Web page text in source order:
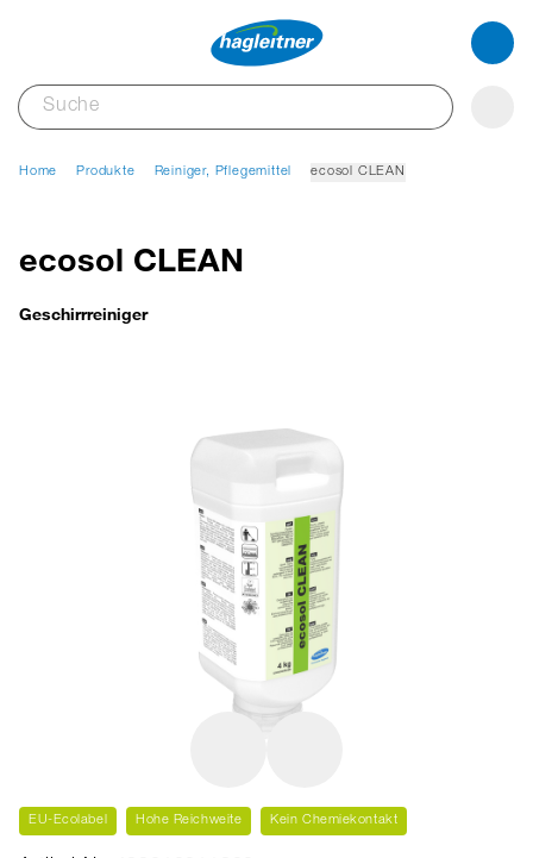
Home Produkte Reiniger, Pflegemittel ecosol CLEAN
ecosol CLEAN
Geschirrreiniger
EU-Ecolabel Hohe Reichweite Kein Chemiekontakt